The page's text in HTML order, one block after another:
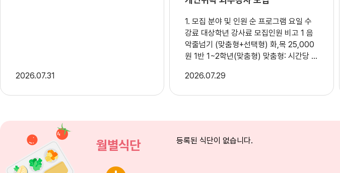
2026 07.31
1. 모집 분야 및 인원 순 프로그램 요일 수
강료 대상학년 강사료 모집인원 비고 1 음
악줄넘기 (맞춤형+선택형) 화,목 25,000
원 1반 1~2학년(맞춤형) 맞춤형: 시간당 4
2026.7.29. 공고 2반 1~2학년(맞춤형) 3
(화) 나. 서류 접수 : 2026. 8. 5.
2026 07.29
월별식단 등록된 식단이 없습니다.